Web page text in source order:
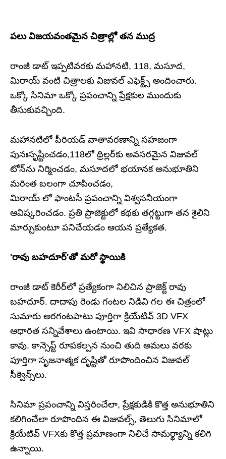
పలు విజయవంతమైన చిత్రాల్లో తన ముద్ర
రాంజీ డాట్ ఇప్పటివరకు మహానటి, 118, మసూద,
మిరాయ్ వంటి చిత్రాలకు విజువల్ ఎఫెక్ట్స్ అందించారు.
ఒక్కో సినిమా ఒక్కో ప్రపంచాన్ని ప్రేక్షకుల ముందుకు
తీసుకువచ్చింది.
మహానటిలో పీరియడ్ వాతావరణాన్ని సహజంగా
పునఃసృష్టించడం,118లో థ్రిల్లర్‌కు అవసరమైన విజువల్
టోన్‌ను నిర్మించడం, మసూదలో భయానక అనుభూతిని
మరింత బలంగా చూపించడం,
మిరాయ్ లో ఫాంటసీ ప్రపంచాన్ని విశ్వసనీయంగా
ఆవిష్కరించడం. ప్రతి ప్రాజెక్టులో కథకు తగ్గట్టుగా తన శైలిని
మార్చుకుంటూ పనిచేయడం ఆయన ప్రత్యేకత.
'రావు బహదూర్'తో మరో స్థాయికి
రాంజీ డాట్ కెరీర్‌లో ప్రత్యేకంగా నిలిచిన ప్రాజెక్ట్ రావు
బహదూర్. దాదాపు రెండు గంటల నిడివి గల ఈ చిత్రంలో
సుమారు అరగంటపాటు పూర్తిగా క్రియేటివ్ 3D VFX
ఆధారిత సన్నివేశాలు ఉంటాయి. ఇవి సాధారణ VFX షాట్లు
కావు. కాన్సెప్ట్ రూపకల్పన నుంచి తుది అమలు వరకు
పూర్తిగా సృజనాత్మక దృష్టితో రూపొందించిన విజువల్
సీక్వెన్స్‌లు.
సినిమా ప్రపంచాన్ని విస్తరించేలా, ప్రేక్షకుడికి కొత్త అనుభూతిని
కలిగించేలా రూపొందిన ఈ విజువల్స్, తెలుగు సినిమాలో
క్రియేటివ్ VFXకు కొత్త ప్రమాణంగా నిలిచే సామర్థ్యాన్ని కలిగి
ఉన్నాయి.